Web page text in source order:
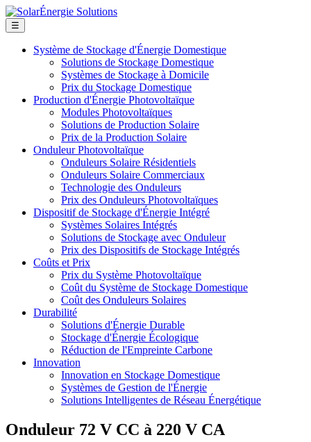
☰
Système de Stockage d'Énergie Domestique
Solutions de Stockage Domestique
Systèmes de Stockage à Domicile
Prix du Stockage Domestique
Production d'Énergie Photovoltaïque
Modules Photovoltaïques
Solutions de Production Solaire
Prix de la Production Solaire
Onduleur Photovoltaïque
Onduleurs Solaire Résidentiels
Onduleurs Solaire Commerciaux
Technologie des Onduleurs
Prix des Onduleurs Photovoltaïques
Dispositif de Stockage d'Énergie Intégré
Systèmes Solaires Intégrés
Solutions de Stockage avec Onduleur
Prix des Dispositifs de Stockage Intégrés
Coûts et Prix
Prix du Système Photovoltaïque
Coût du Système de Stockage Domestique
Coût des Onduleurs Solaires
Durabilité
Solutions d'Énergie Durable
Stockage d'Énergie Écologique
Réduction de l'Empreinte Carbone
Innovation
Innovation en Stockage Domestique
Systèmes de Gestion de l'Énergie
Solutions Intelligentes de Réseau Énergétique
Onduleur 72 V CC à 220 V CA